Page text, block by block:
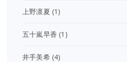
上野凛夏 (1)
五十嵐早香 (1)
井手美希(4)